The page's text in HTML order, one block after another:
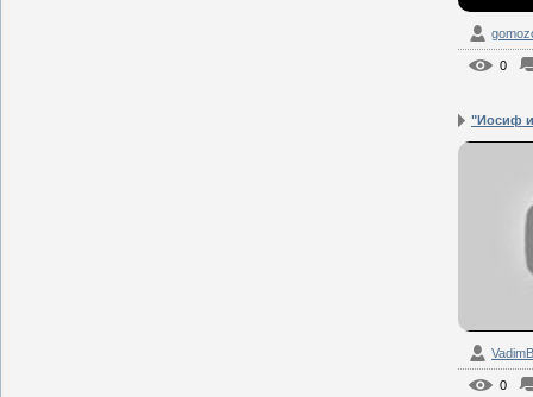
0
"Иосиф и
VadimB
0